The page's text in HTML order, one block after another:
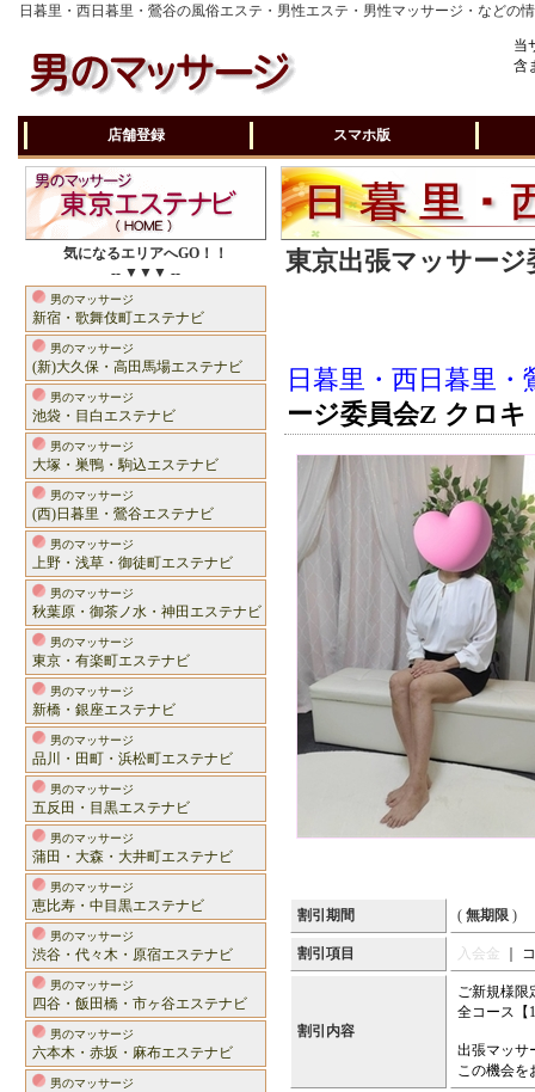
日暮里・西日暮里・鶯谷の風俗エステ・男性エステ・男性マッサージ・などの
当
含
店舗登録 スマホ版
気になるエリアへGO！！
-- ▼▼▼ --
男のマッサージ
新宿・歌舞伎町エステナビ
男のマッサージ
(新)大久保・高田馬場エステナビ
男のマッサージ
池袋・目白エステナビ
男のマッサージ
大塚・巣鴨・駒込エステナビ
男のマッサージ
(西)日暮里・鶯谷エステナビ
男のマッサージ
上野・浅草・御徒町エステナビ
男のマッサージ
秋葉原・御茶ノ水・神田エステナビ
男のマッサージ
東京・有楽町エステナビ
男のマッサージ
新橋・銀座エステナビ
男のマッサージ
品川・田町・浜松町エステナビ
男のマッサージ
五反田・目黒エステナビ
男のマッサージ
蒲田・大森・大井町エステナビ
男のマッサージ
恵比寿・中目黒エステナビ
男のマッサージ
渋谷・代々木・原宿エステナビ
男のマッサージ
四谷・飯田橋・市ヶ谷エステナビ
男のマッサージ
六本木・赤坂・麻布エステナビ
男のマッサージ
東京出張マッサー
日暮里・西日暮里
ージ委員会Z クロキ
割引期間 ( 無期限 )
割引項目 入会金 ｜
割引内容
ご新規様限
全コース【
出張マッサ
この機会を